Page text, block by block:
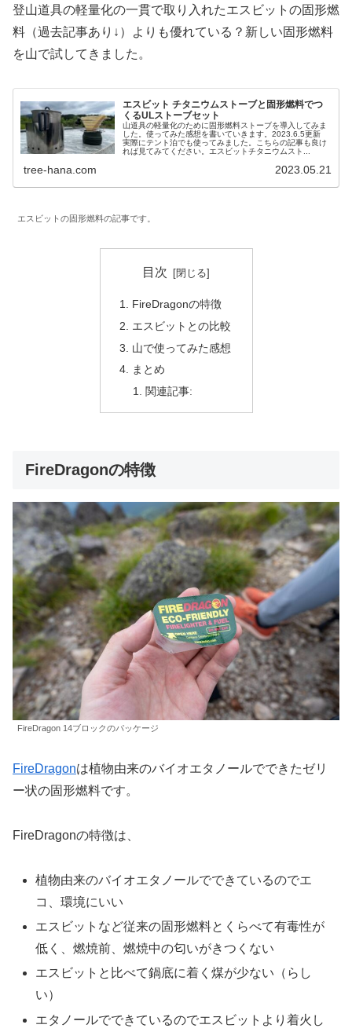
登山道具の軽量化の一貫で取り入れたエスビットの固形燃
料（過去記事あり↓）よりも優れている？新しい固形燃料
を山で試してきました。
エスビット チタニウムストーブと固形燃料でつ
くるULストーブセット
山道具の軽量化のために固形燃料ストーブを導入してみま
した。使ってみた感想を書いていきます。2023.6.5更新
実際にテント泊でも使ってみました。こちらの記事も良け
れば見てみてください。エスビットチタニウムスト...
tree-hana.com 2023.05.21
エスビットの固形燃料の記事です。
目次
FireDragonの特徴
エスビットとの比較
山で使ってみた感想
まとめ
関連記事:
FireDragonの特徴
FireDragon 14ブロックのパッケージ
FireDragonは植物由来のバイオエタノールでできたゼリ
ー状の固形燃料です。
FireDragonの特徴は、
植物由来のバイオエタノールでできているのでエ
コ、環境にいい
エスビットなど従来の固形燃料とくらべて有毒性が
低く、燃焼前、燃焼中の匂いがきつくない
エスビットと比べて鍋底に着く煤が少ない（らし
い）
エタノールでできているのでエスビットより着火し